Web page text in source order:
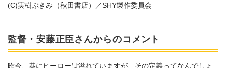
(C)実樹ぶきみ（秋田書店）／SHY製作委員会
監督・安藤正臣さんからのコメント
昨今、巷にヒーローは溢れていますが、その定義ってなんでしょ